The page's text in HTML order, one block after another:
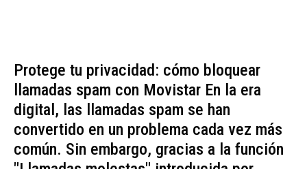
Protege tu privacidad: cómo bloquear
llamadas spam con Movistar En la era
digital, las llamadas spam se han
convertido en un problema cada vez más
común. Sin embargo, gracias a la función